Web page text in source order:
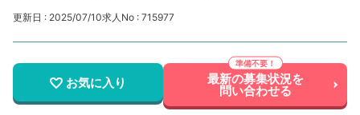
更新日 : 2025/07/10求人No : 715977
お気に入り 最新の募集状況を
問い合わせる